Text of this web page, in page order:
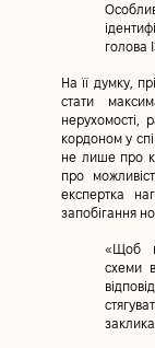
голова
На її думку,
стати
нерухомості,
кордоном у
не лише про
про
експертка
запобігання
«Щоб
схеми